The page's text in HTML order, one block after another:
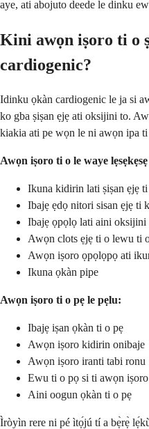
aye, ati abojuto deede le dinku
Kini awọn iṣoro ti o
cardiogenic?
Idinku ọkàn cardiogenic le ja si
ko gba ṣiṣan ẹjẹ ati oksijini to.
kiakia ati pe wọn le ni awọn ipa
Awọn iṣoro ti o le waye
Ikuna kidirin lati ṣiṣan ẹjẹ
Ibajẹ ẹdọ nitori sisan ẹjẹ ti
Ibajẹ ọpọlọ lati aini oksijini
Awọn clots ẹjẹ ti o lewu ti
Awọn iṣoro ọpọlọpọ ati
Ikuna ọkàn pipe
Awọn iṣoro ti o pẹ le pẹlu:
Ibajẹ iṣan ọkàn ti o pẹ
Awọn iṣoro kidirin onibaje
Awọn iṣoro iranti tabi ronu
Ewu ti o pọ si ti awọn
Aini oogun ọkàn ti o pẹ
Ìròyìn rere ni pé ìtọ́jú tí a bẹ̀rẹ̀